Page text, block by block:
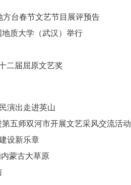
方台春节文艺节目展评预告
质大学（武汉）举行
二届屈原文艺奖
演出走进英山
五师双河市开展文艺采风交流活动
设新乐章
蒙古大草原